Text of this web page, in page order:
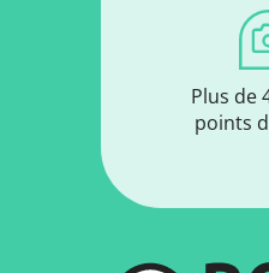
Plus de
points